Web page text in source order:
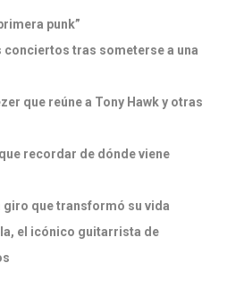
punk”
tras someterse a una
que reúne a Tony Hawk y otras
recordar de dónde viene
giro que transformó su vida
el icónico guitarrista de